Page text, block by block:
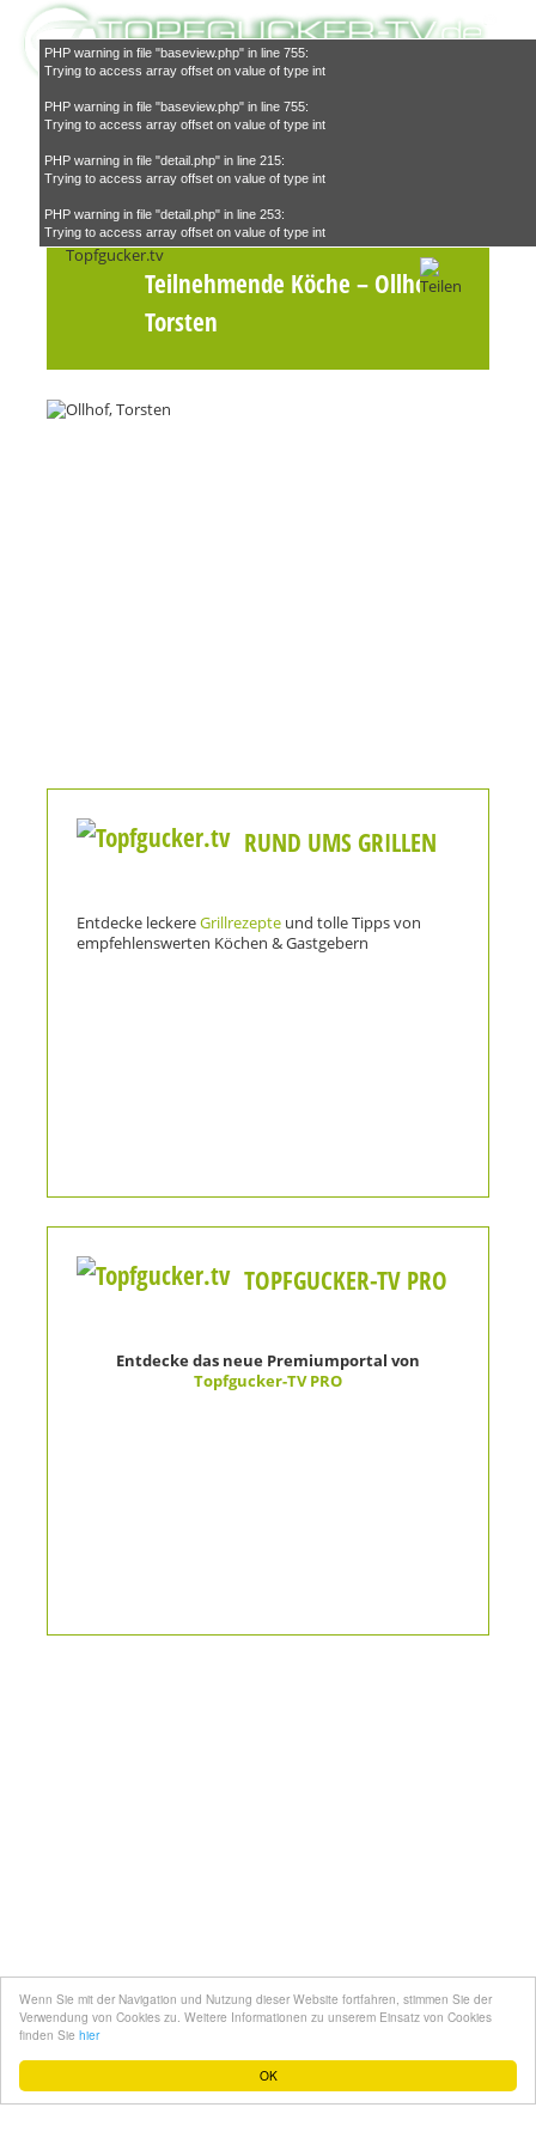
OK
Wenn Sie mit der Navigation und Nutzung dieser Website fortfahren, stimmen Sie der
Verwendung von Cookies zu. Weitere Informationen zu unserem Einsatz von Cookies
finden Sie hier
Teilnehmende Köche – Ollhof,
Torsten
RUND UMS GRILLEN
Entdecke leckereGrillrezepte und tolle Tipps von
empfehlenswerten Köchen & Gastgebern
TOPFGUCKER-TV PRO
Entdecke das neue Premiumportal von
Topfgucker-TV PRO
Topfgucker werden
Über uns
Datenschutz
PHP warning in file "baseview.php" in line 755:
Trying to access array offset on value of type int
PHP warning in file "baseview.php" in line 755:
Trying to access array offset on value of type int
PHP warning in file "detail.php" in line 215:
Trying to access array offset on value of type int
PHP warning in file "detail.php" in line 253:
Trying to access array offset on value of type int